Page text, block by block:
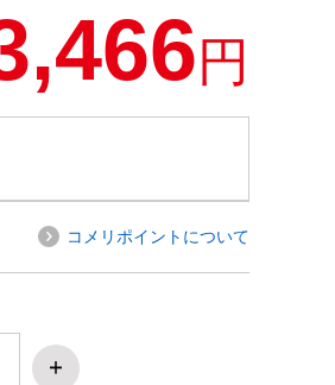
円
コメリポイントについて